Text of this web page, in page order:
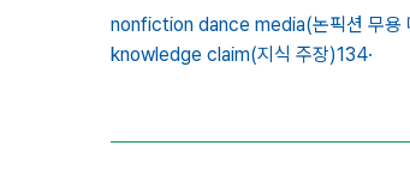
nonfiction dance media(논픽션 무용
knowledge claim(지식 주장)134·